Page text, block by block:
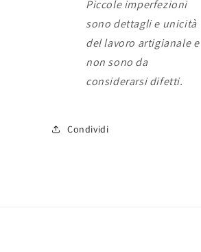
Piccole imperfezioni
sono dettagli e unicità
del lavoro artigianale e
non sono da
considerarsi difetti.
Condividi